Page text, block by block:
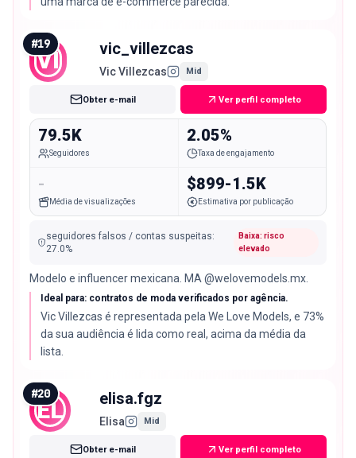
VI
#19 vic_villezcas
Vic Villezcas Mid
Obter e-mail Ver perfil completo
79.5K
Seguidores
2.05%
Taxa de engajamento
-
Média de visualizações
$899-1.5K
Estimativa por publicação
seguidores falsos / contas suspeitas:
27.0%
Baixa: risco
elevado
Modelo e influencer mexicana. MA @welovemodels.mx.
Ideal para: contratos de moda verificados por agência.
Vic Villezcas é representada pela We Love Models, e 73%
da sua audiência é lida como real, acima da média da
lista.
EL
#20 elisa.fgz
Elisa Mid
Obter e-mail Ver perfil completo